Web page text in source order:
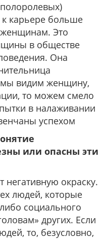
к карьере больше
Это
в обществе
Она
видим женщину,
то можем смело
в налаживании
успехом
или опасны эти
окраску.
людей, которые
социального
других. Если
то, безусловно,